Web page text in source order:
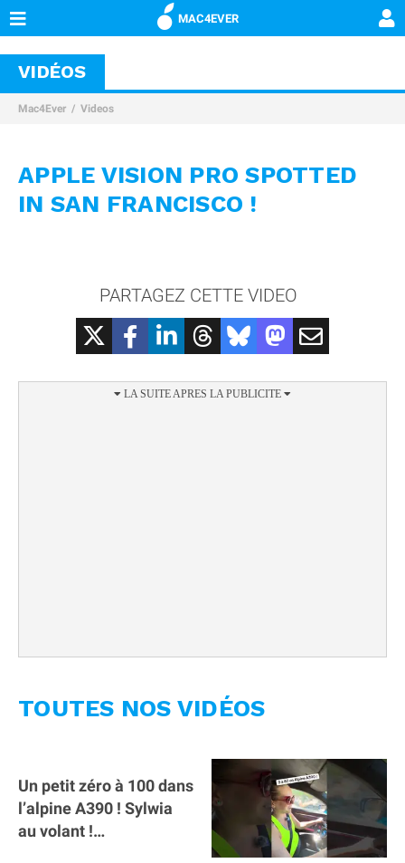
MAC4EVER
VIDÉOS
Mac4Ever Videos
APPLE VISION PRO SPOTTED
IN SAN FRANCISCO !
PARTAGEZ CETTE VIDEO
TOUTES NOS VIDÉOS
Un petit zéro à 100 dans
l’alpine A390 ￼! Sylwia
au volant !